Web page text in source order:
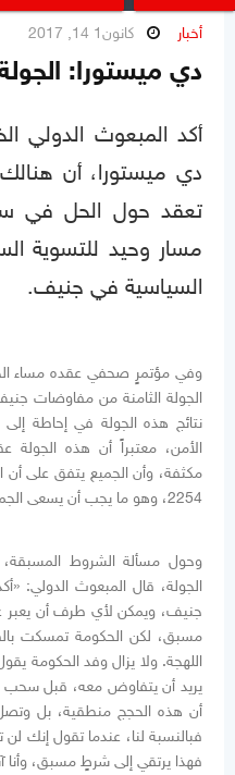
أخبار كانون1 14, 2017
دي ميستورا:
أكد المبعوث الدولي
دي ميستورا، أن هنالك
تعقد حول الحل في
مسار وحيد للتسوية
السياسية في جنيف.
الجولة الثامنة من مفاوضات
نتائج هذه الجولة في إحاطة
الأمن، معتبراً أن هذه الجولة
مكثفة، وأن الجميع يتفق على أن
2254، وهو ما يجب أن يسعى الجميع إلى تنفيذه.
وحول مسألة الشروط
الجولة، قال المبعوث الدولي:
جنيف، ويمكن لأي طرف أن يعبر
اللهجة. ولا يزال وفد الحكومة
أن هذه الحجج منطقية، بل
فبالنسبة لنا، عندما تقول إنك
فهذا يرتقي إلى شرطٍ مسبق،